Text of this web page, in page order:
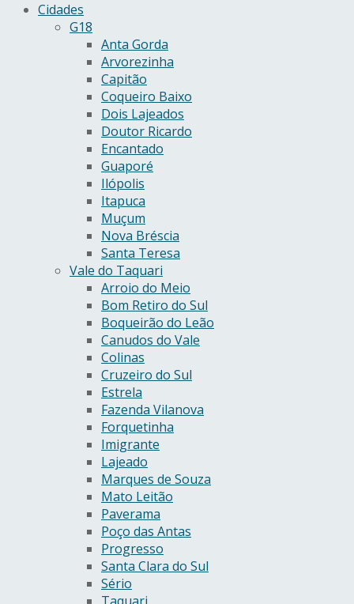
Cidades
G18
Anta Gorda
Arvorezinha
Capitão
Coqueiro Baixo
Dois Lajeados
Doutor Ricardo
Encantado
Guaporé
Ilópolis
Itapuca
Muçum
Nova Bréscia
Santa Teresa
Vale do Taquari
Arroio do Meio
Bom Retiro do Sul
Boqueirão do Leão
Canudos do Vale
Colinas
Cruzeiro do Sul
Estrela
Fazenda Vilanova
Forquetinha
Imigrante
Lajeado
Marques de Souza
Mato Leitão
Paverama
Poço das Antas
Progresso
Santa Clara do Sul
Sério